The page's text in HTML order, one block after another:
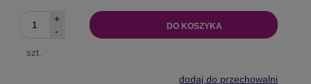
-
+
szt.
DO KOSZYKA
dodaj do przechowalni